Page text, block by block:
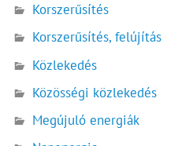
Korszerűsítés
Korszerűsítés, felújítás
Közlekedés
Közösségi közlekedés
Megújuló energiák